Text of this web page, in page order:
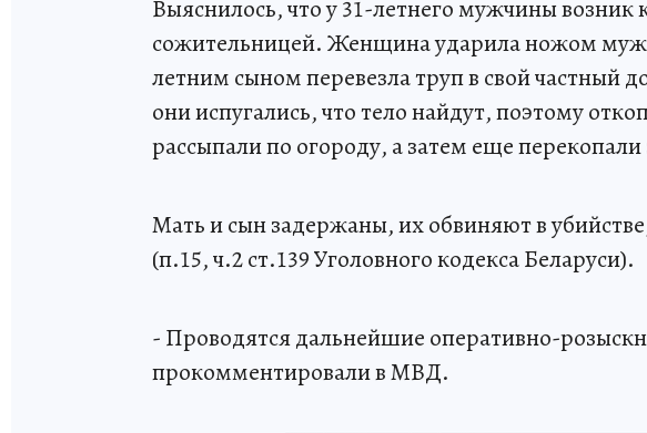
Выяснилось, что у 31-летнего мужчины возник
сожительницей. Женщина ударила ножом
летним сыном перевезла труп в свой частный
они испугались, что тело найдут, поэтому
рассыпали по огороду, а затем еще
Мать и сын задержаны, их обвиняют в
(п.15, ч.2 ст.139 Уголовного кодекса Беларуси).
- Проводятся дальнейшие оперативно-
прокомментировали в МВД.